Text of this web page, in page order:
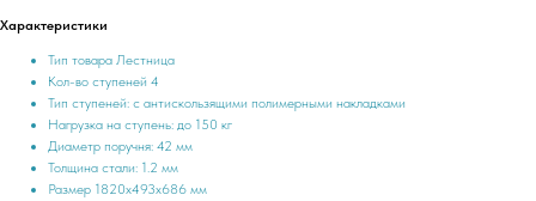
Характеристики
Тип товара Лестница
Кол-во ступеней 4
Тип ступеней: с антискользящими полимерными накладками
Нагрузка на ступень: до 150 кг
Диаметр поручня: 42 мм
Толщина стали: 1.2 мм
Размер 1820х493х686 мм